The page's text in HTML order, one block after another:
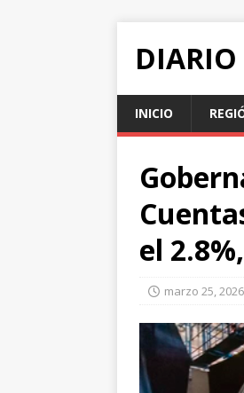
INICIO
el
marzo 25, 2026